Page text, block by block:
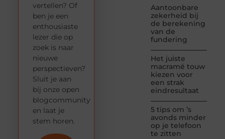
Aantoonbare
zekerheid bij
de berekening
van de
fundering
Het juiste
macramé touw
kiezen voor
een strak
eindresultaat
5 tips om ’s
avonds minder
op je telefoon
te zitten
vertellen? Of
ben je een
enthousiaste
lezer die op
zoek is naar
nieuwe
perspectieven?
Sluit je aan
bij onze open
blogcommunity
en laat je
stem horen.